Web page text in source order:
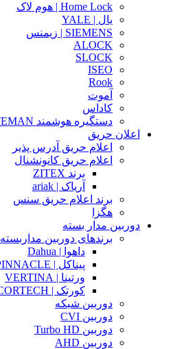
Home Lock | هوم لاک
یال | YALE
SIEMENS | زیمنس
ALOCK
SLOCK
ISEO
Rook
آموت
کاداس
دستگیره هوشمند GATEMAN
اعلان حریق
اعلام حریق آدرس پذیر
اعلام حریق کانونشنال
برند ZITEX
آریاک | ariak
برند اعلام حریق سنس
هگزا
دوربین مدار بسته
برندهای دوربین مداربسته
داهوا | Dahua
پیناکل | PINNACLE
ورتینا | VERTINA
کورتک | CORTECH
دوربین شبکه
دوربین CVI
دوربین Turbo HD
دوربین AHD